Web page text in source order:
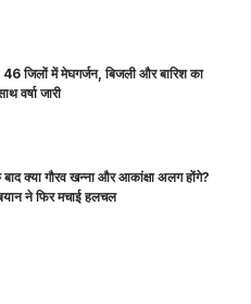
जिलों में मेघगर्जन, बिजली और बारिश का
वर्षा जारी
बाद क्या गौरव खन्ना और आकांक्षा अलग होंगे?
ने फिर मचाई हलचल